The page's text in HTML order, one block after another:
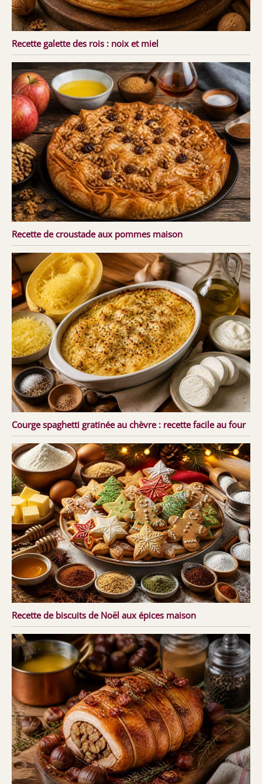
Recette galette des rois : noix et miel
Recette de croustade aux pommes maison
Courge spaghetti gratinée au chèvre : recette facile au four
Recette de biscuits de Noël aux épices maison